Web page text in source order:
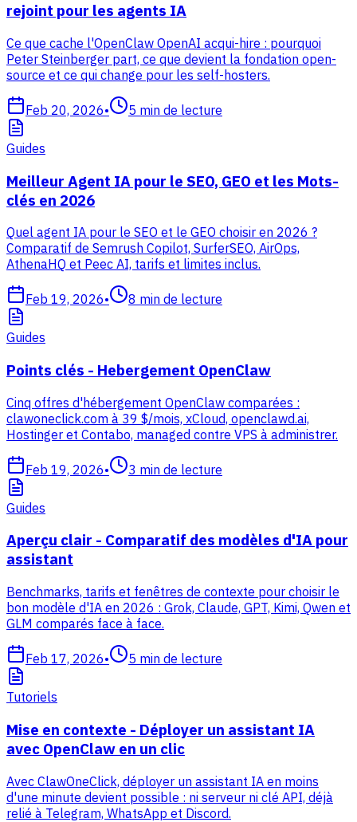
rejoint pour les agents IA
Ce que cache l'OpenClaw OpenAI acqui-hire : pourquoi
Peter Steinberger part, ce que devient la fondation open-
source et ce qui change pour les self-hosters.
Feb 20, 2026• 5 min de lecture
Guides
Meilleur Agent IA pour le SEO, GEO et les Mots-
clés en 2026
Quel agent IA pour le SEO et le GEO choisir en 2026 ?
Comparatif de Semrush Copilot, SurferSEO, AirOps,
AthenaHQ et Peec AI, tarifs et limites inclus.
Feb 19, 2026• 8 min de lecture
Guides
Points clés - Hebergement OpenClaw
Cinq offres d'hébergement OpenClaw comparées :
clawoneclick.com à 39 $/mois, xCloud, openclawd.ai,
Hostinger et Contabo, managed contre VPS à administrer.
Feb 19, 2026• 3 min de lecture
Guides
Aperçu clair - Comparatif des modèles d'IA pour
assistant
Benchmarks, tarifs et fenêtres de contexte pour choisir le
bon modèle d'IA en 2026 : Grok, Claude, GPT, Kimi, Qwen et
GLM comparés face à face.
Feb 17, 2026• 5 min de lecture
Tutoriels
Mise en contexte - Déployer un assistant IA
avec OpenClaw en un clic
Avec ClawOneClick, déployer un assistant IA en moins
d'une minute devient possible : ni serveur ni clé API, déjà
relié à Telegram, WhatsApp et Discord.